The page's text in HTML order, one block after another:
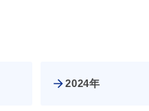
2024年